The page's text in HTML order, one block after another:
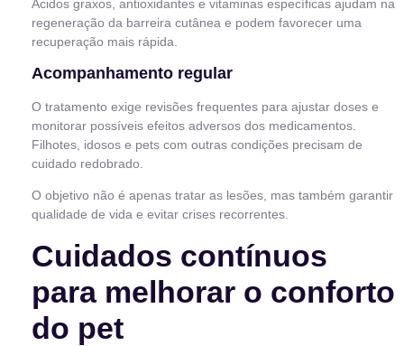
Ácidos graxos, antioxidantes e vitaminas específicas ajudam na
regeneração da barreira cutânea e podem favorecer uma
recuperação mais rápida.
Acompanhamento regular
O tratamento exige revisões frequentes para ajustar doses e
monitorar possíveis efeitos adversos dos medicamentos.
Filhotes, idosos e pets com outras condições precisam de
cuidado redobrado.
O objetivo não é apenas tratar as lesões, mas também garantir
qualidade de vida e evitar crises recorrentes.
Cuidados contínuos
para melhorar o conforto
do pet